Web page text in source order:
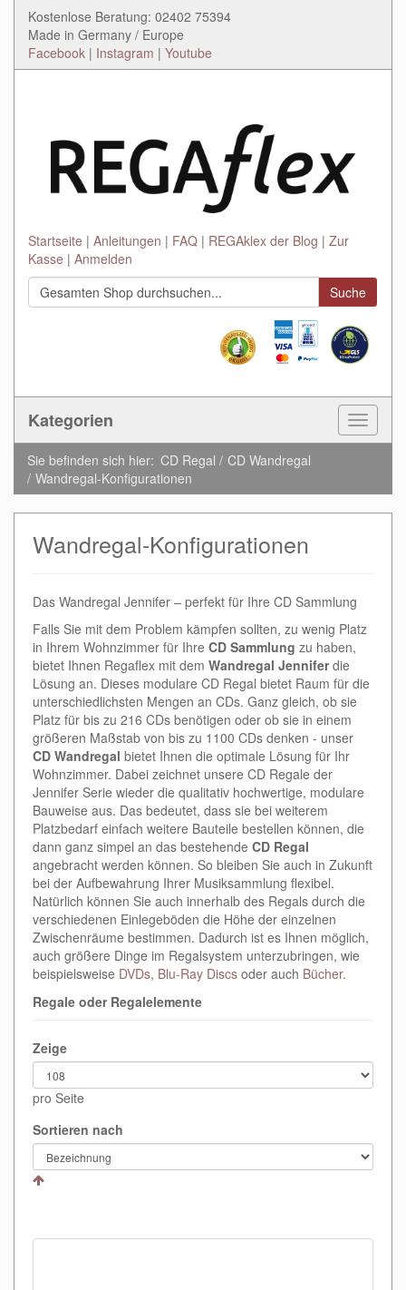
Kostenlose Beratung: 02402 75394
Made in Germany / Europe
Facebook | Instagram | Youtube
Startseite Anleitungen FAQ REGAklex der Blog
Zur
Kasse
Anmelden
Suche
Kategorien
Toggle
Sie befinden sich hier: CD Regal
CD Wandregal
Wandregal-Konfigurationen
Wandregal-Konfigurationen
Das Wandregal Jennifer – perfekt für Ihre CD Sammlung
Falls Sie mit dem Problem kämpfen sollten, zu wenig Platz
in Ihrem Wohnzimmer für Ihre CD Sammlung zu haben,
bietet Ihnen Regaflex mit dem Wandregal Jenniferdie
Lösung an. Dieses modulare CD Regal bietet Raum für die
unterschiedlichsten Mengen an CDs. Ganz gleich, ob sie
Platz für bis zu 216 CDs benötigen oder ob sie in einem
größeren Maßstab von bis zu 1100 CDs denken - unser
CD Wandregal bietet Ihnen die optimale Lösung für Ihr
Wohnzimmer. Dabei zeichnet unsere CD Regale der
Jennifer Serie wieder die qualitativ hochwertige, modulare
Bauweise aus. Das bedeutet, dass sie bei weiterem
Platzbedarf einfach weitere Bauteile bestellen können, die
dann ganz simpel an das bestehende CD Regal
angebracht werden können. So bleiben Sie auch in Zukunft
bei der Aufbewahrung Ihrer Musiksammlung flexibel.
Natürlich können Sie auch innerhalb des Regals durch die
verschiedenen Einlegeböden die Höhe der einzelnen
Zwischenräume bestimmen. Dadurch ist es Ihnen möglich,
auch größere Dinge im Regalsystem unterzubringen, wie
beispielsweise DVDs, Blu-Ray Discs oder auch Bücher.
Regale oder Regalelemente
Zeige
pro Seite
Sortieren nach